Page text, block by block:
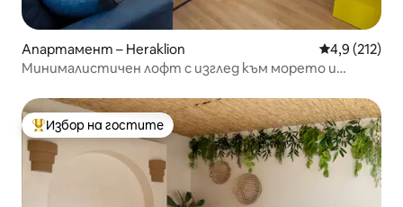
Апартамент – Heraklion Средна
4,9 (212)
Минималистичен лофт с изглед към морето и
Най-популярен избор на гостите
Избор на гостите